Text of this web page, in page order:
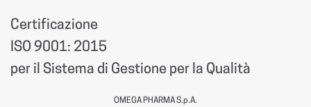
Certificazione
ISO 9001: 2015
per il Sistema di Gestione per la Qualità
OMEGA PHARMA S.p.A.